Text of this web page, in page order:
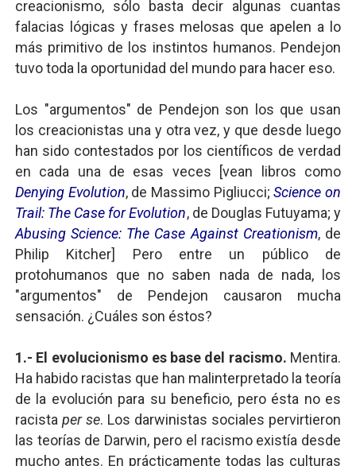
creacionismo, sólo basta decir algunas cuantas
falacias lógicas y frases melosas que apelen a lo
más primitivo de los instintos humanos. Pendejon
tuvo toda la oportunidad del mundo para hacer eso.
Los "argumentos" de Pendejon son los que usan
los creacionistas una y otra vez, y que desde luego
han sido contestados por los científicos de verdad
en cada una de esas veces [vean libros como
Denying Evolution, de Massimo Pigliucci;Science on
Trail: The Case for Evolution, de Douglas Futuyama; y
Abusing Science: The Case Against Creationism, de
Philip Kitcher] Pero entre un público de
protohumanos que no saben nada de nada, los
"argumentos" de Pendejon causaron mucha
sensación. ¿Cuáles son éstos?
1.- El evolucionismo es base del racismo. Mentira.
Ha habido racistas que han malinterpretado la teoría
de la evolución para su beneficio, pero ésta no es
racista per se. Los darwinistas sociales pervirtieron
las teorías de Darwin, pero el racismo existía desde
mucho antes. En prácticamente todas las culturas